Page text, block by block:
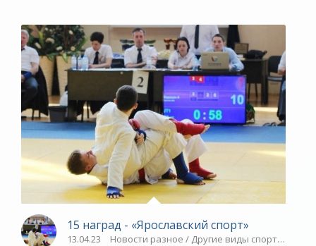
15 наград - «Ярославский спорт»
13.04.23 Новости разное / Другие виды спорта /